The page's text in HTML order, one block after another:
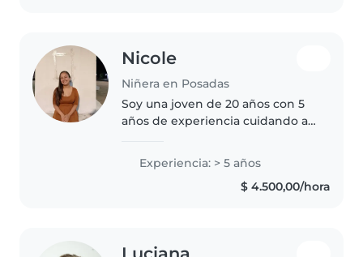
Nicole
Niñera en Posadas
Soy una joven de 20 años con 5
años de experiencia cuidando a
bebés hasta escolares. Cuento
con habilidades especiales en
lectura, música y juegos..
Experiencia: > 5 años
$ 4.500,00/hora